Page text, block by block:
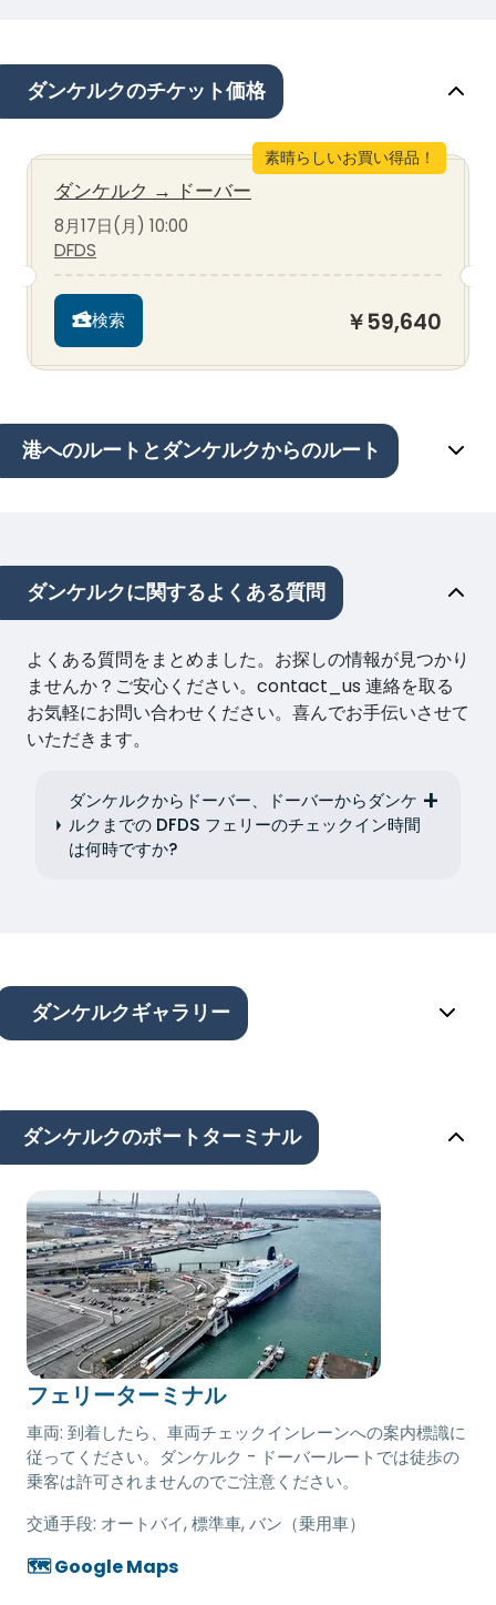
ダンケルクのチケット価格
素晴らしいお買い得品！
ダンケルク → ドーバー
8月17日(月) 10:00
DFDS
検索 ￥59,640
港へのルートとダンケルクからのルート
ダンケルクに関するよくある質問
よくある質問をまとめました。お探しの情報が見つかり
ませんか？ご安心ください。contact_us 連絡を取る
お気軽にお問い合わせください。喜んでお手伝いさせて
いただきます。
ダンケルクからドーバー、ドーバーからダンケ
ルクまでの DFDS フェリーのチェックイン時間
は何時ですか?
ダンケルクギャラリー
ダンケルクのポートターミナル
フェリーターミナル
車両: 到着したら、車両チェックインレーンへの案内標識に
従ってください。ダンケルク - ドーバールートでは徒歩の
乗客は許可されませんのでご注意ください。
交通手段: オートバイ, 標準車, バン（乗用車）
🗺️ Google Maps